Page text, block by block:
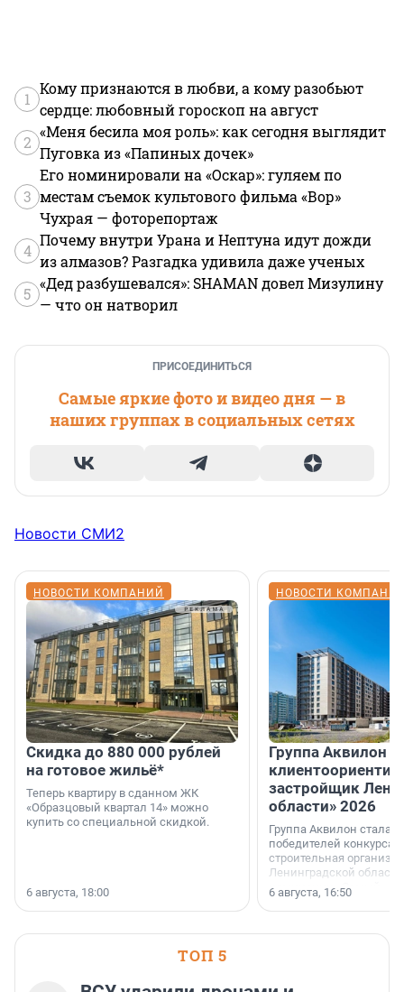
1
Кому признаются в любви, а кому разобьют
сердце: любовный гороскоп на август
2
«Меня бесила моя роль»: как сегодня выглядит
Пуговка из «Папиных дочек»
3
Его номинировали на «Оскар»: гуляем по
местам съемок культового фильма «Вор»
Чухрая — фоторепортаж
4
Почему внутри Урана и Нептуна идут дожди
из алмазов? Разгадка удивила даже ученых
5
«Дед разбушевался»: SHAMAN довел Мизулину
— что он натворил
ПРИСОЕДИНИТЬСЯ
Самые яркие фото и видео дня — в
наших группах в социальных сетях
Новости СМИ2
НОВОСТИ КОМПАНИЙ
Скидка до 880 000 рублей
на готовое жильё*
Теперь квартиру в сданном ЖК
«Образцовый квартал 14» можно
купить со специальной скидкой.
6 августа, 18:00
НОВОСТИ
Группа Аквилон
застройщик
области» 2026
Группа Аквилон стала
победителей конкурса
строительная
Ленинградской области
номинации «Самый
застройщик
области».
6 августа, 16:50
ТОП 5